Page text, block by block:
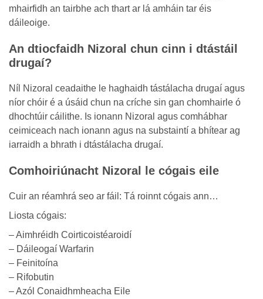
mhairfidh an tairbhe ach thart ar lá amháin tar éis
dáileoige.
An dtiocfaidh Nizoral chun cinn i dtástáil
drugaí?
Níl Nizoral ceadaithe le haghaidh tástálacha drugaí agus
níor chóir é a úsáid chun na críche sin gan chomhairle ó
dhochtúir cáilithe. Is ionann Nizoral agus comhábhar
ceimiceach nach ionann agus na substaintí a bhítear ag
iarraidh a bhrath i dtástálacha drugaí.
Comhoiriúnacht Nizoral le cógais eile
Cuir an réamhrá seo ar fáil: Tá roinnt cógais ann…
Liosta cógais:
– Aimhréidh Coirticoistéaroidí
– Dáileogaí Warfarin
– Feinitoína
– Rifobutin
– Azól Conaidhmheacha Eile